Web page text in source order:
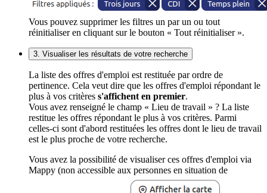
Vous pouvez supprimer les filtres un par un ou tout
réinitialiser en cliquant sur le bouton « Tout réinitialiser ».
3. Visualiser les résultats de votre recherche
La liste des offres d'emploi est restituée par ordre de
pertinence. Cela veut dire que les offres d'emploi répondant le
plus à vos critères s'affichent en premier.
Vous avez renseigné le champ « Lieu de travail » ? La liste
restitue les offres répondant le plus à vos critères. Parmi
celles-ci sont d'abord restituées les offres dont le lieu de travail
est le plus proche de votre recherche.
Vous avez la possibilité de visualiser ces offres d'emploi via
Mappy (non accessible aux personnes en situation de